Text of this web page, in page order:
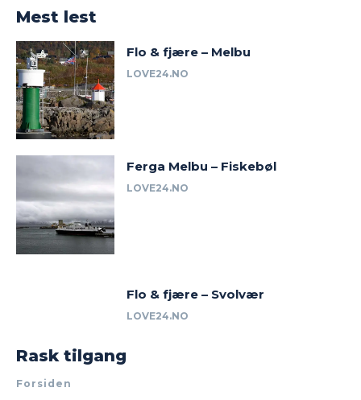
Mest lest
Flo & fjære – Melbu
LOVE24.NO
Ferga Melbu – Fiskebøl
LOVE24.NO
Flo & fjære – Svolvær
LOVE24.NO
Rask tilgang
Forsiden